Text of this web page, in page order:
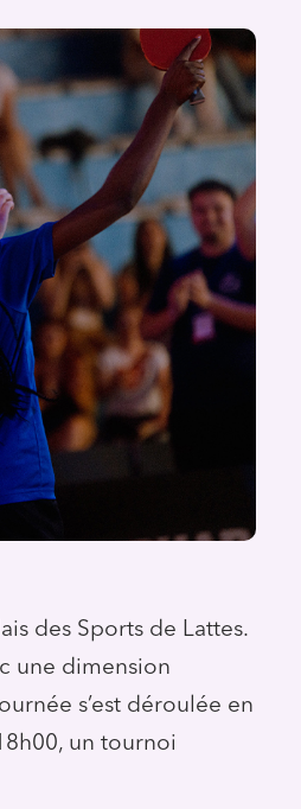
des Sports de Lattes.
une dimension
s’est déroulée en
un tournoi